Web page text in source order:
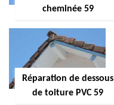
cheminée 59
Réparation de dessous
de toiture PVC 59